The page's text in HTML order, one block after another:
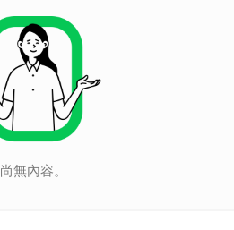
尚無內容。